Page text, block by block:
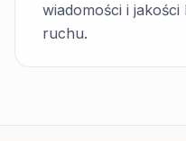
wiadomości i
ruchu.